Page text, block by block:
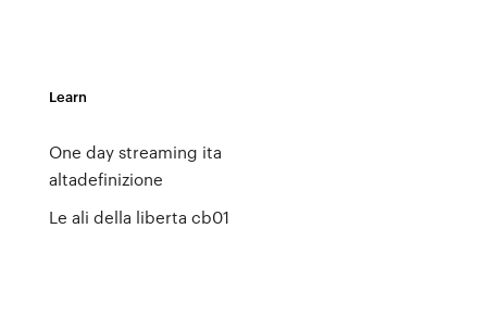
Learn
One day streaming ita
altadefinizione
Le ali della liberta cb01